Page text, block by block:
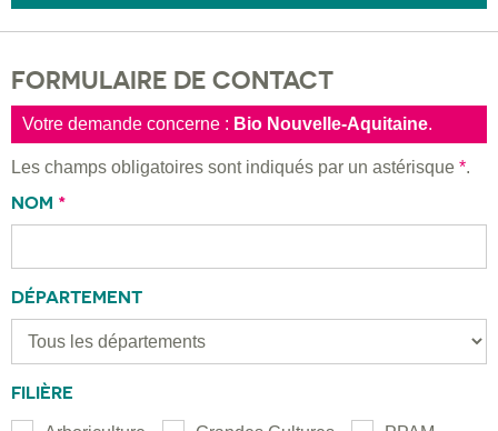
FORMULAIRE DE CONTACT
Votre demande concerne : Bio Nouvelle-Aquitaine.
Les champs obligatoires sont indiqués par un astérisque *.
NOM *
DÉPARTEMENT
FILIÈRE